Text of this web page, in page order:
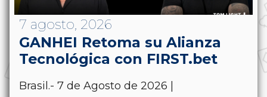
7 agosto, 2026
GANHEI Retoma su Alianza
Tecnológica con FIRST.bet
Brasil.- 7 de Agosto de 2026 |